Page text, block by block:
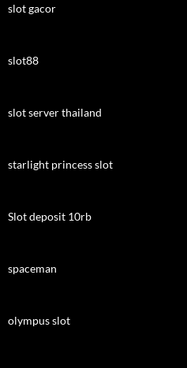
slot gacor
slot88
slot server thailand
starlight princess slot
Slot deposit 10rb
spaceman
olympus slot